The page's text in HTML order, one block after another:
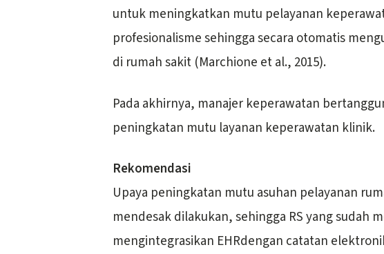
untuk meningkatkan mutu pelayanan
profesionalisme sehingga secara otomatis
di rumah sakit (Marchione et al., 2015).
Pada akhirnya, manajer keperawatan
peningkatan mutu layanan keperawatan klinik.
Rekomendasi
Upaya peningkatan mutu asuhan pelayanan
mendesak dilakukan, sehingga RS yang sudah
mengintegrasikan EHRdengan catatan